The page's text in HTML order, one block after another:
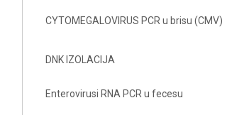
CYTOMEGALOVIRUS PCR u brisu (CMV)
DNK IZOLACIJA
Enterovirusi RNA PCR u fecesu